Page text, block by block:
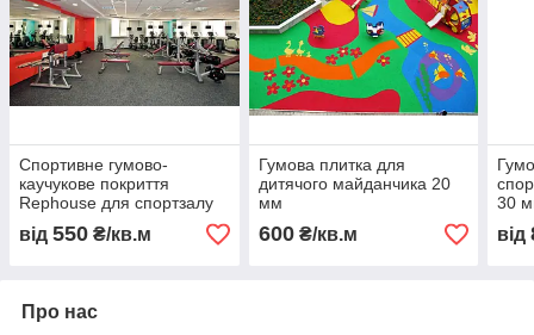
Спортивне гумово-
каучукове покриття
Rephouse для спортзалу
(Нідерланди)
від 550 ₴/кв.м
Гумова плитка для
дитячого майданчика 20
мм
600₴/кв.м
30
від
Про нас